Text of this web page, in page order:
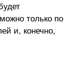
только по
и, конечно,